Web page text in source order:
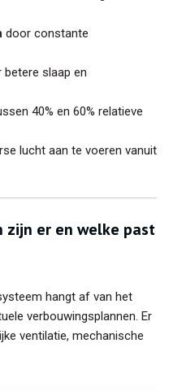
door constante
betere slaap en
40% en 60% relatieve
lucht aan te voeren vanuit
er en welke past
hangt af van het
verbouwingsplannen. Er
ventilatie, mechanische